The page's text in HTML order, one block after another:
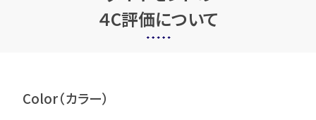
４C評価について
Color（カラー）